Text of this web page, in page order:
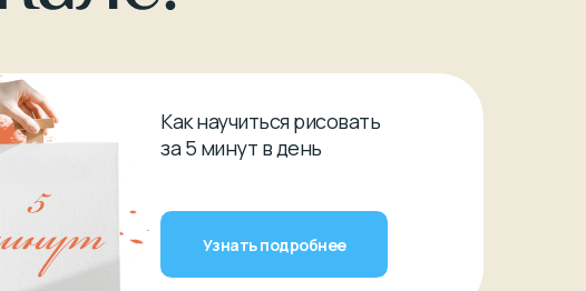
Как научиться рисовать
за 5 минут в день
Узнать подробнее